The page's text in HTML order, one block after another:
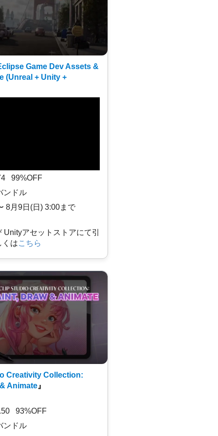
Game Dev Assets &
(Unreal + Unity +
99%OFF
ンドル
8月9日(日) 3:00まで
Unityアセットストアにて引
くはこちら
Creativity Collection:
Animate 』
93%OFF
ンドル